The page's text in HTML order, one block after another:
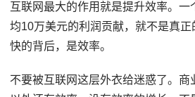
互联网最大的作用就是提升效率。一
均10万美元的利润贡献，就不是真正
快的背后，是效率。
不要被互联网这层外衣给迷惑了。商